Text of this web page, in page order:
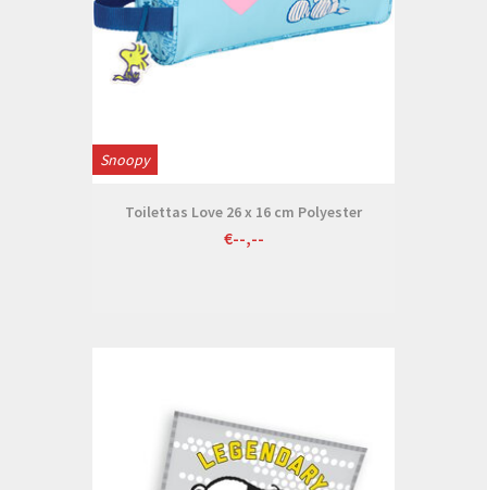
Snoopy
Toilettas Love 26 x 16 cm Polyester
€--,--